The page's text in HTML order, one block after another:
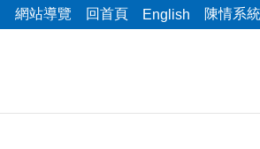
網站導覽 回首頁 English 陳情系統